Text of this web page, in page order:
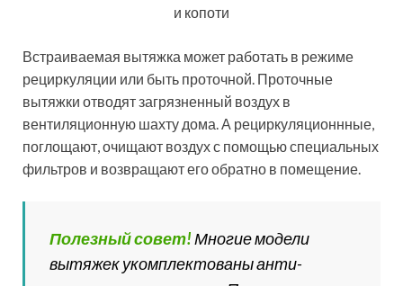
и копоти
Встраиваемая вытяжка может работать в режиме
рециркуляции или быть проточной. Проточные
вытяжки отводят загрязненный воздух в
вентиляционную шахту дома. А рециркуляционнные,
поглощают, очищают воздух с помощью специальных
фильтров и возвращают его обратно в помещение.
Полезный совет!Многие модели
вытяжек укомплектованы анти-